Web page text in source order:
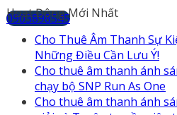
0903898545
Hoạt Động Mới Nhất
Cho Thuê Âm Thanh Sự
Những Điều Cần Lưu Ý!
Cho thuê âm thanh ánh
chạy bộ SNP Run As One
Cho thuê âm thanh ánh